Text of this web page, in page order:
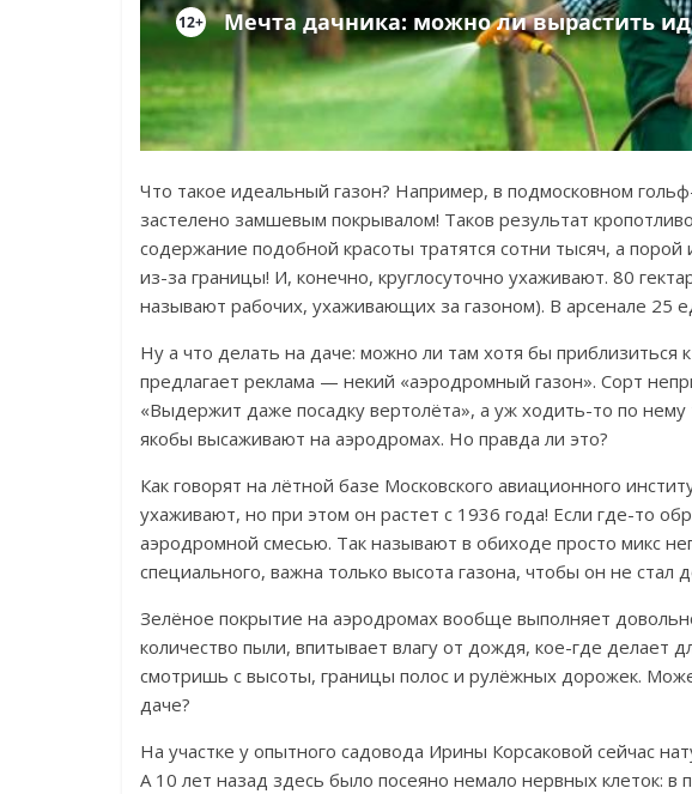
Что такое идеальный газон? Например, в подмосковном
застелено замшевым покрывалом! Таков результат
содержание подобной красоты тратятся сотни тысяч, а
из-за границы! И, конечно, круглосуточно ухаживают. 80
называют рабочих, ухаживающих за газоном). В арсенале 25
Ну а что делать на даче: можно ли там хотя бы
предлагает реклама — некий «аэродромный газон». Сорт
«Выдержит даже посадку вертолёта», а уж ходить-то по
якобы высаживают на аэродромах. Но правда ли это?
Как говорят на лётной базе Московского авиационного
ухаживают, но при этом он растет с 1936 года! Если где-то
аэродромной смесью. Так называют в обиходе просто микс
специального, важна только высота газона, чтобы он не стал
Зелёное покрытие на аэродромах вообще выполняет
количество пыли, впитывает влагу от дождя, кое-где делает
смотришь с высоты, границы полос и рулёжных дорожек.
даче?
На участке у опытного садовода Ирины Корсаковой сейчас
А 10 лет назад здесь было посеяно немало нервных клеток: в